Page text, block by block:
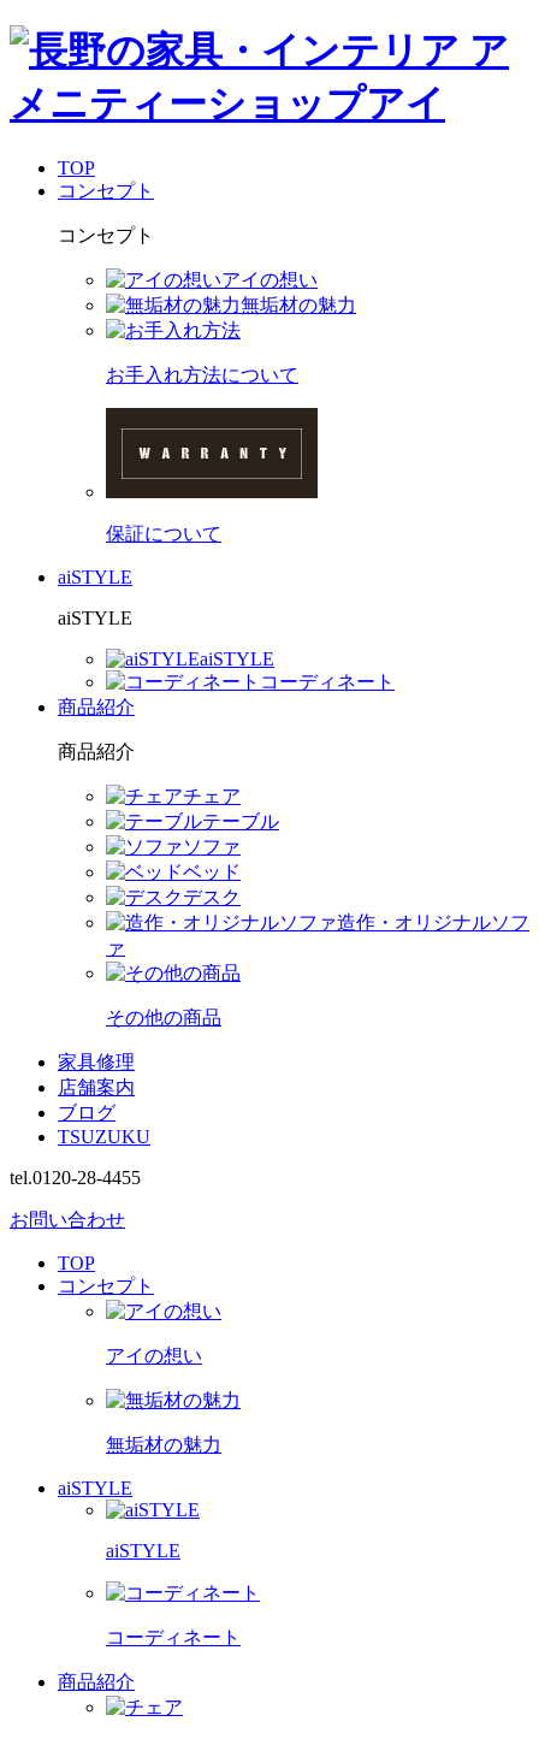
TOP
コンセプト
コンセプト
アイの想い
無垢材の魅力
お手入れ方法について
保証について
aiSTYLE
aiSTYLE
aiSTYLE
コーディネート
商品紹介
商品紹介
チェア
テーブル
ソファ
ベッド
デスク
造作・オリジナルソフ
ァ
その他の商品
家具修理
店舗案内
ブログ
TSUZUKU
tel.0120-28-4455
お問い合わせ
TOP
コンセプト
アイの想い
無垢材の魅力
aiSTYLE
aiSTYLE
コーディネート
商品紹介